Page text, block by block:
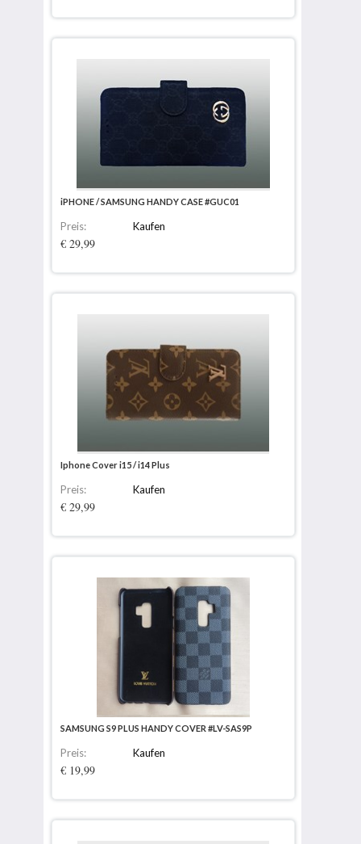
iPHONE / SAMSUNG HANDY CASE #GUC01
Preis:
€ 29,99
Kaufen
Iphone Cover i15 / i14 Plus
Preis:
€ 29,99
Kaufen
SAMSUNG S9 PLUS HANDY COVER #LV-SAS9P
Preis:
€ 19,99
Kaufen